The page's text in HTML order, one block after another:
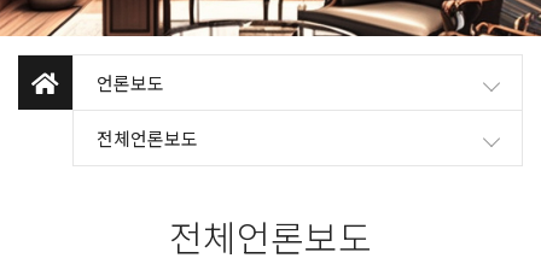
언론보도
전체언론보도
전체언론보도